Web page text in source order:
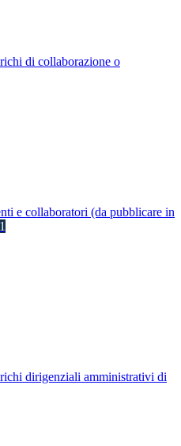
di collaborazione o
e collaboratori (da pubblicare in
1
dirigenziali amministrativi di